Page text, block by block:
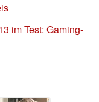
im Test: Gaming-